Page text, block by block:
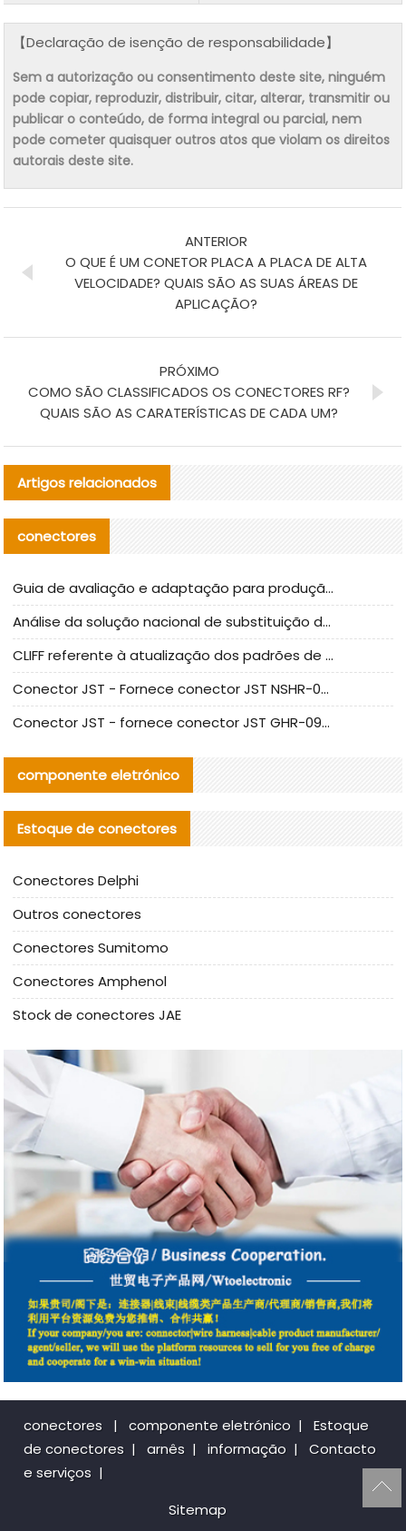
【Declaração de isenção de responsabilidade】
Sem a autorização ou consentimento deste site, ninguém
pode copiar, reproduzir, distribuir, citar, alterar, transmitir ou
publicar o conteúdo, de forma integral ou parcial, nem
pode cometer quaisquer outros atos que violam os direitos
autorais deste site.
ANTERIOR
O QUE É UM CONETOR PLACA A PLACA DE ALTA
VELOCIDADE? QUAIS SÃO AS SUAS ÁREAS DE
APLICAÇÃO?
PRÓXIMO
COMO SÃO CLASSIFICADOS OS CONECTORES RF?
QUAIS SÃO AS CARATERÍSTICAS DE CADA UM?
Artigos relacionados
conectores
Guia de avaliação e adaptação para produção em massa de componentes de cabos nacionais CNC Tech
Análise da solução nacional de substituição da linha de alta frequência I-PEX
CLIFF referente à atualização dos padrões de teste de conectores nacionais
Conector JST - Fornece conector JST NSHR-02V-S original | substituto
Conector JST - fornece conector JST GHR-09V-S autêntico | substituto
componente eletrónico
Estoque de conectores
Conectores Delphi
Outros conectores
Conectores Sumitomo
Conectores Amphenol
Stock de conectores JAE
conectores | componente eletrónico |
Estoque
de conectores | arnês | informação |
Contacto
e serviços |
Sitemap